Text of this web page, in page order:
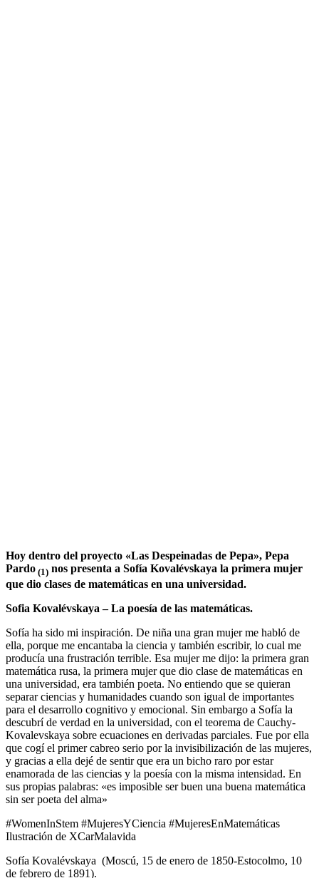
Hoy dentro del proyecto «Las Despeinadas de Pepa», Pepa
Pardo (1) nos presenta a Sofía Kovalévskaya la primera mujer
que dio clases de matemáticas en una universidad.
Sofia Kovalévskaya – La poesía de las matemáticas.
Sofía ha sido mi inspiración. De niña una gran mujer me habló de
ella, porque me encantaba la ciencia y también escribir, lo cual me
producía una frustración terrible. Esa mujer me dijo: la primera gran
matemática rusa, la primera mujer que dio clase de matemáticas en
una universidad, era también poeta. No entiendo que se quieran
separar ciencias y humanidades cuando son igual de importantes
para el desarrollo cognitivo y emocional. Sin embargo a Sofía la
descubrí de verdad en la universidad, con el teorema de Cauchy-
Kovalevskaya sobre ecuaciones en derivadas parciales. Fue por ella
que cogí el primer cabreo serio por la invisibilización de las mujeres,
y gracias a ella dejé de sentir que era un bicho raro por estar
enamorada de las ciencias y la poesía con la misma intensidad. En
sus propias palabras: «es imposible ser buen una buena matemática
sin ser poeta del alma»
#WomenInStem #MujeresYCiencia #MujeresEnMatemáticas
Ilustración de XCarMalavida
Sofía Kovalévskaya (Moscú, 15 de enero de 1850-Estocolmo, 10
de febrero de 1891).